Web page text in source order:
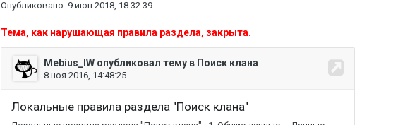
Опубликовано: 9 июн 2018, 18:32:39
Тема, как нарушающая правила раздела, закрыта.